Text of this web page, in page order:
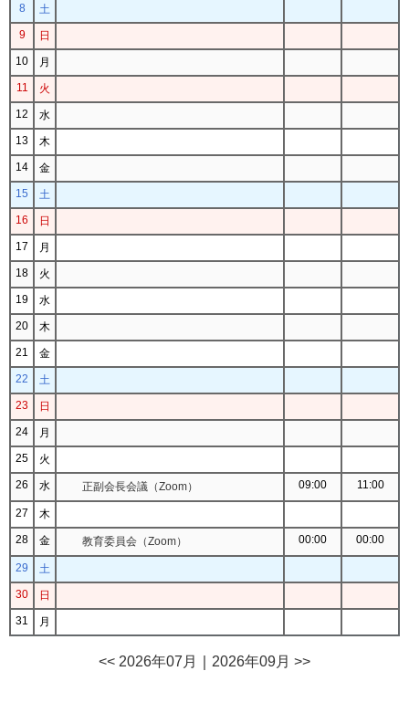
8
土
9
日
10
月
11
火
12
水
13
木
14
金
15
土
16
日
17
月
18
火
19
水
20
木
21
金
22
土
23
日
24
月
25
火
26
水 正副会長会議（Zoom） 09:00 11:00
27
木
28
金 教育委員会（Zoom） 00:00 00:00
29
土
30
日
31
月
<< 2026年07月 2026年09月 >>